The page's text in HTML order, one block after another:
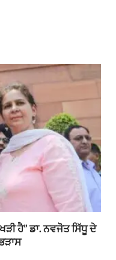
ਹੈ” ਡਾ. ਨਵਜੋਤ ਸਿੱਧੂ ਦੇ